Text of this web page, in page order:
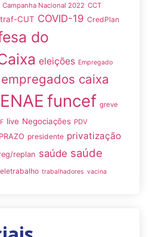
Campanha Nacional 2022 CCT
CUT COVID-19 CredPlan
do
eleições Empregado
empregados caixa
funcef greve
live Negociações PDV
PRAZO presidente privatização
replan saúde saúde
trabalhadores vacina